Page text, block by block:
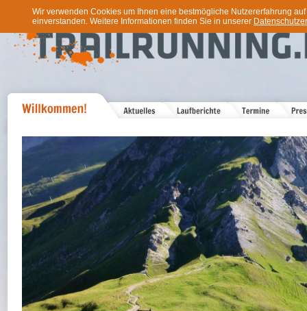
Wir verwenden Cookies um Ihnen eine bestmögliche Nutzererfahrung
einverstanden. Weitere Informationen finden Sie in unserer